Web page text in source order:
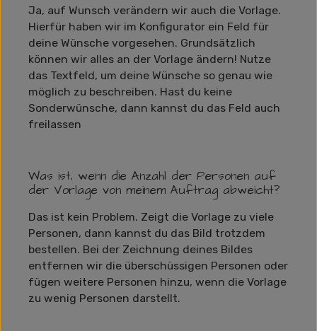
Ja, auf Wunsch verändern wir auch die Vorlage.
Hierfür haben wir im Konfigurator ein Feld für
deine Wünsche vorgesehen. Grundsätzlich
können wir alles an der Vorlage ändern! Nutze
das Textfeld, um deine Wünsche so genau wie
möglich zu beschreiben. Hast du keine
Sonderwünsche, dann kannst du das Feld auch
freilassen
Was ist, wenn die Anzahl der Personen auf
der Vorlage von meinem Auftrag abweicht?
Das ist kein Problem. Zeigt die Vorlage zu viele
Personen, dann kannst du das Bild trotzdem
bestellen. Bei der Zeichnung deines Bildes
entfernen wir die überschüssigen Personen oder
fügen weitere Personen hinzu, wenn die Vorlage
zu wenig Personen darstellt.